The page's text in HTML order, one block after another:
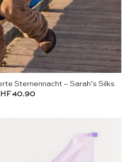
Sternennacht – Sarah’s Silks
40.90